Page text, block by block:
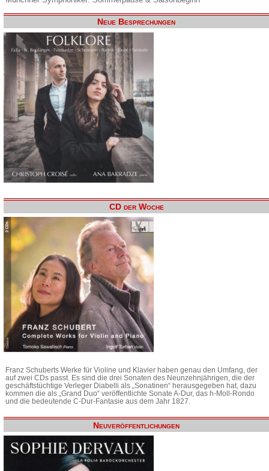
Neue Besprechungen
CD der Woche
Franz Schuberts Werke für Violine und Klavier haben genau den Umfang, der
auf zwei CDs passt. Es sind die drei Sonaten des Neunzehnjährigen, die der
geschäftstüchtige Verleger Diabelli als „Sonatinen“ herausgegeben hat, dazu
kommen die als „Grand Duo“ veröffentlichte Sonate A-Dur, das h-Moll-Rondo
und die bedeutende C-Dur-Fantasie aus dem Jahr 1827.
Neuveröffentlichungen